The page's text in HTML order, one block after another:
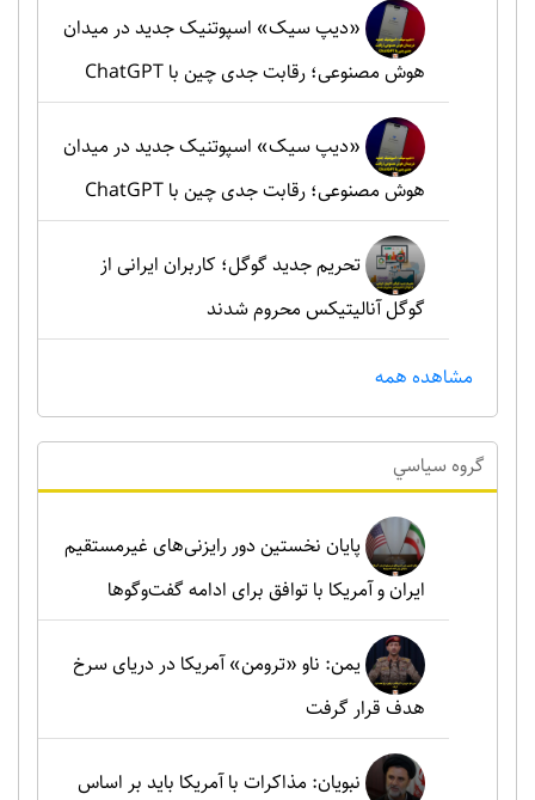
«دیپ سیک» اسپوتنیک جدید در میدان
هوش مصنوعی؛ رقابت جدی چین با ChatGPT
«دیپ سیک» اسپوتنیک جدید در میدان
هوش مصنوعی؛ رقابت جدی چین با ChatGPT
تحریم جدید گوگل؛ کاربران ایرانی از
گوگل آنالیتیکس محروم شدند
مشاهده همه
گروه سياسي
پایان نخستین دور رایزنی‌های غیرمستقیم
ایران و آمریکا با توافق برای ادامه گفت‌وگوها
یمن: ناو «ترومن» آمریکا در دریای سرخ
هدف قرار گرفت
نبویان: مذاکرات با آمریکا باید بر اساس